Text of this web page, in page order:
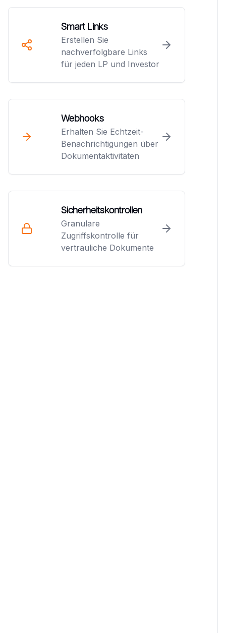
Smart Links
Erstellen Sie
nachverfolgbare Links
für jeden LP und Investor
Webhooks
Erhalten Sie Echtzeit-
Benachrichtigungen über
Dokumentaktivitäten
Sicherheitskontrollen
Granulare
Zugriffskontrolle für
vertrauliche Dokumente